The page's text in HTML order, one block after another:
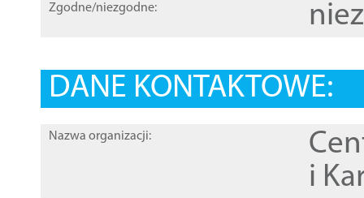
Zgodne/niezgodne:
DANE KONTAKTOWE:
Nazwa organizacji:
i